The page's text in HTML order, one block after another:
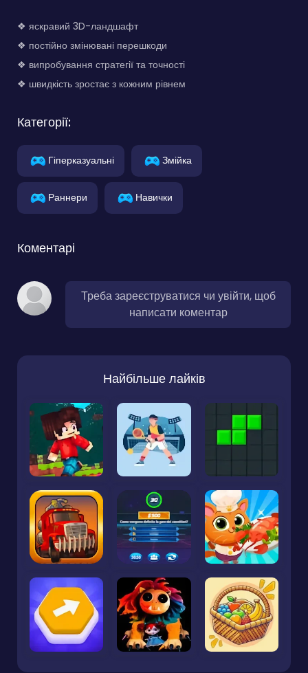
❖ яскравий 3D-ландшафт
❖ постійно змінювані перешкоди
❖ випробування стратегії та точності
❖ швидкість зростає з кожним рівнем
Категорії:
Гіперказуальні Змійка
Раннери Навички
Коментарі
Треба зареєструватися чи увійти, щоб
написати коментар
Найбільше лайків